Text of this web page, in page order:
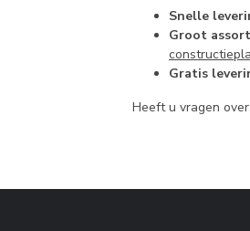
Snelle
Groot
Gratis
Heeft u vragen